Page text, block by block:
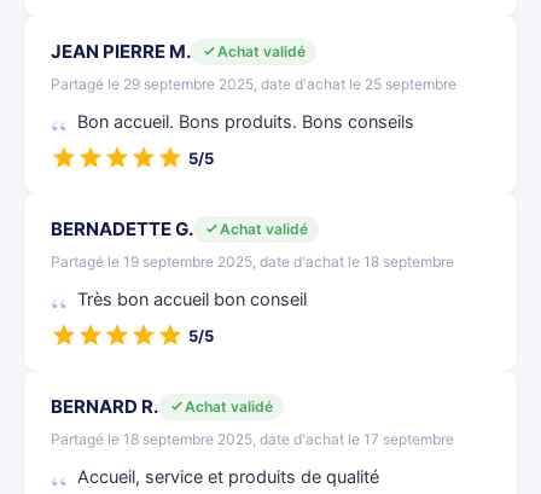
JEAN PIERRE M.
Achat validé
Partagé le 29 septembre 2025, date d'achat le 25 septembre
Bon accueil. Bons produits. Bons conseils
5/5
BERNADETTE G.
Achat validé
Partagé le 19 septembre 2025, date d'achat le 18 septembre
Très bon accueil bon conseil
5/5
BERNARD R.
Achat validé
Partagé le 18 septembre 2025, date d'achat le 17 septembre
Accueil, service et produits de qualité